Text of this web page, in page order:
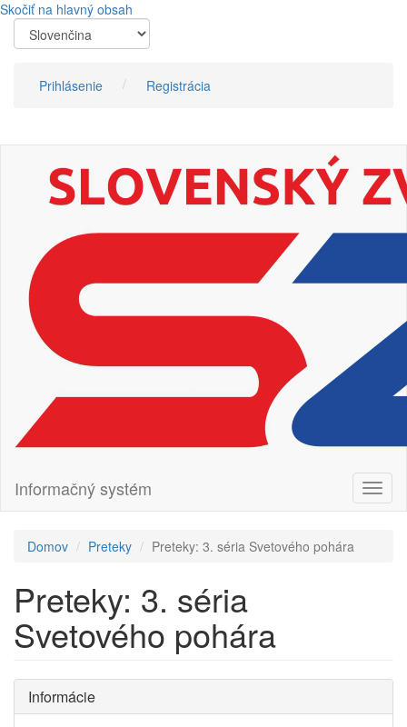
Skočiť na hlavný obsah
Prihlásenie Registrácia
Informačný systém
Domov Preteky Preteky: 3. séria Svetového pohára
Preteky: 3. séria
Svetového pohára
Informácie